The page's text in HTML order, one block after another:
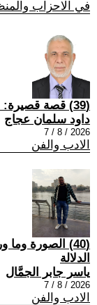
في الاحزاب
(39) قصة قصيرة: حين انحنت العصا
داود سلمان عجاج
2026 / 8 / 7
الادب والفن
(40) الصورة
الدلالة
ياسر جابر الجمَّال
2026 / 8 / 7
الادب والفن